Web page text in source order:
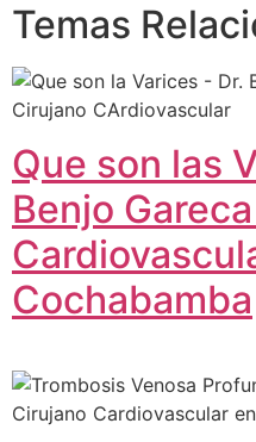
Temas
Que son las
Benjo
Cochabamba